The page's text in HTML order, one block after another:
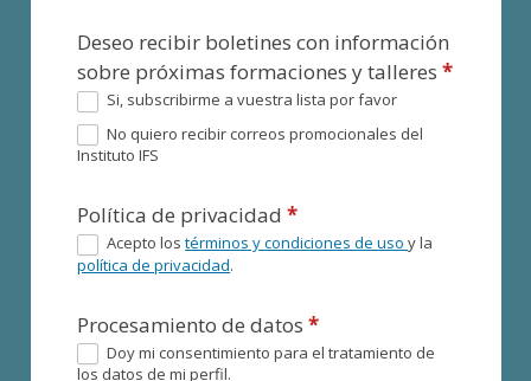
Deseo recibir boletines con información
sobre próximas formaciones y talleres*
Si, subscribirme a vuestra lista por favor
No quiero recibir correos promocionales del
Instituto IFS
Política de privacidad*
Acepto lostérminos y condiciones de usoy la
política de privacidad.
Procesamiento de datos*
Doy mi consentimiento para el tratamiento de
los datos de mi perfil.